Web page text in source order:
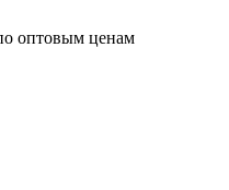
оптовым ценам